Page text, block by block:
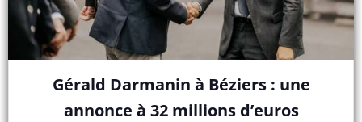
Gérald Darmanin à Béziers : une
annonce à 32 millions d’euros